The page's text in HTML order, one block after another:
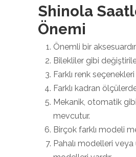
Shinola
Önemi
Önemli bir aksesuardır
Bilekliler gibi
Farklı renk
Farklı kadran
Mekanik, otomatik
mevcutur.
Birçok farklı modeli
Pahalı modelleri veya